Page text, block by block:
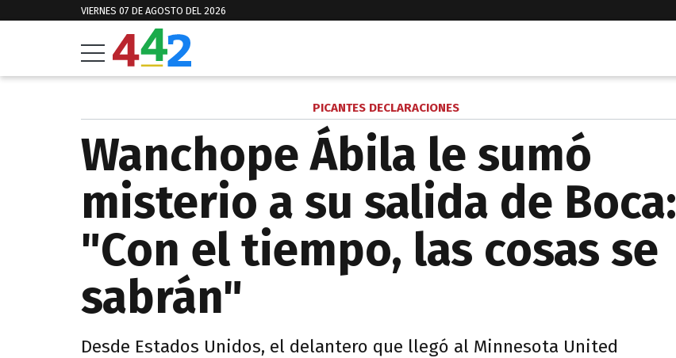
VIERNES 07 DE AGOSTO DEL 2026
PICANTES DECLARACIONES
Wanchope Ábila le sumó
misterio a su salida de Boca:
"Con el tiempo, las cosas se
sabrán"
Desde Estados Unidos, el delantero que llegó al Minnesota United